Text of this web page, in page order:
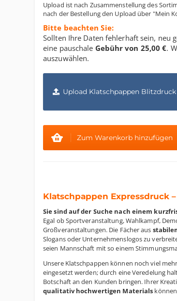
Upload ist nach Zusammenstellung des
nach der Bestellung den Upload über "Mein
Bitte beachten Sie:
Sollten Ihre Daten fehlerhaft sein, neu
eine pauschale Gebühr von 25,00 €.
auszuwählen.
Upload Klatschpappen Blitzdruck
Zum Warenkorb hinzufügen
Klatschpappen Expressdruck
Sie sind auf der Suche nach einem
Egal ob Sportveranstaltung, Wahlkampf,
Großveranstaltungen. Die Fächer aus
Slogans oder Unternehmenslogos zu
seien Mannschaft mit so einem
Unsere Klatschpappen können noch viel
eingesetzt werden; durch eine Veredelung
Botschaft an den Kunden bringen. Ihrer
qualitativ hochwertigen Materials